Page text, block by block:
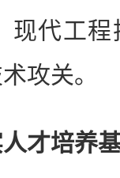
现代工
攻关。
才培养